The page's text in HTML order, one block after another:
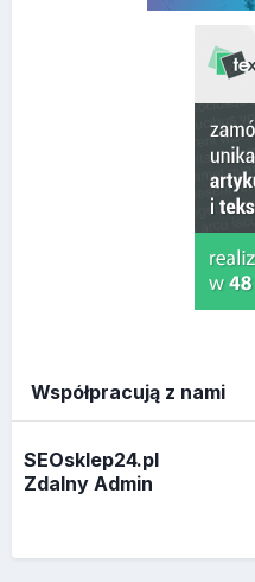
Współpracują z nami
SEOsklep24.pl
Zdalny Admin